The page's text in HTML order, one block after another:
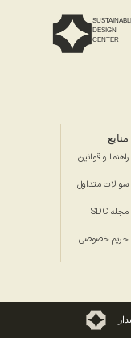
DESIGN
CENTER
منابع
راهنما و قوانین
سوالات متداول
مجله SDC
حریم خصوصی